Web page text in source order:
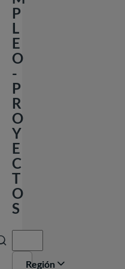
P
L
E
O
-
P
R
O
Y
E
C
T
O
S
Región